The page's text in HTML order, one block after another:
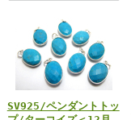
SV925/ペンダントトッ